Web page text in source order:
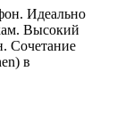
Идеально
Высокий
Сочетание
в